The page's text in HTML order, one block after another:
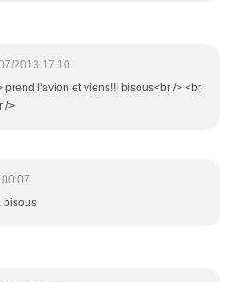
2013 17:10
prend l'avion et viens!!! bisous<br /> <br
/>
bisous